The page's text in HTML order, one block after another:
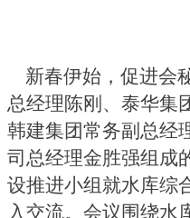
新春伊始，促进会
总经理陈刚、泰华集
韩建集团常务副总经
司总经理金胜强组成
设推进小组就水库综
入交流。会议围绕水